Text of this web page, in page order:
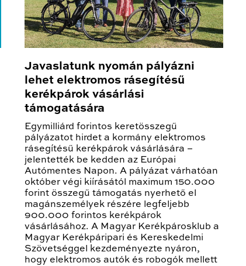
Javaslatunk nyomán pályázni
lehet elektromos rásegítésű
kerékpárok vásárlási
támogatására
Egymilliárd forintos keretösszegű
pályázatot hirdet a kormány elektromos
rásegítésű kerékpárok vásárlására –
jelentették be kedden az Európai
Autómentes Napon. A pályázat várhatóan
október végi kiírásától maximum 150.000
forint összegű támogatás nyerhető el
magánszemélyek részére legfeljebb
900.000 forintos kerékpárok
vásárlásához. A Magyar Kerékpárosklub a
Magyar Kerékpáripari és Kereskedelmi
Szövetséggel kezdeményezte nyáron,
hogy elektromos autók és robogók mellett